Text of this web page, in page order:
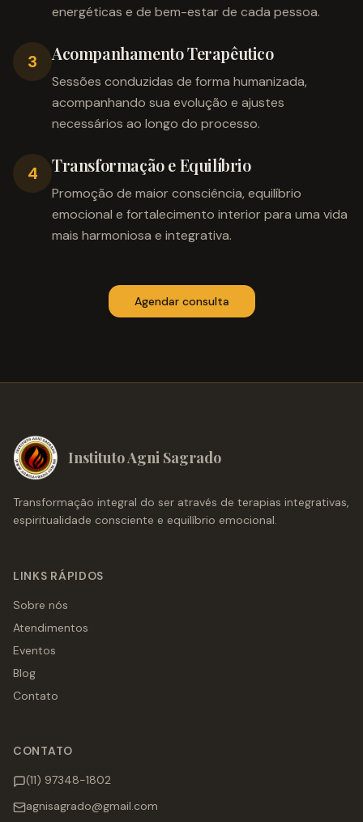
energéticas e de bem-estar de cada pessoa.
3 Acompanhamento Terapêutico
Sessões conduzidas de forma humanizada,
acompanhando sua evolução e ajustes
necessários ao longo do processo.
4 Transformação e Equilíbrio
Promoção de maior consciência, equilíbrio
emocional e fortalecimento interior para uma vida
mais harmoniosa e integrativa.
Agendar consulta
Instituto Agni Sagrado
Transformação integral do ser através de terapias integrativas,
espiritualidade consciente e equilíbrio emocional.
LINKS RÁPIDOS
Sobre nós
Atendimentos
Eventos
Blog
Contato
CONTATO
(11) 97348-1802
agnisagrado@gmail.com